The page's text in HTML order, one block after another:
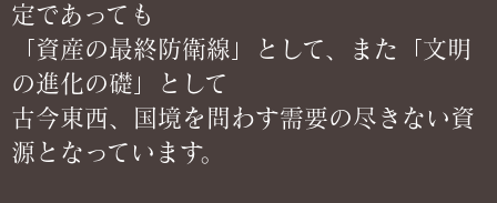
定であっても
「資産の最終防衛線」として、また「文明
の進化の礎」として
古今東西、国境を問わす需要の尽きない資
源となっています。